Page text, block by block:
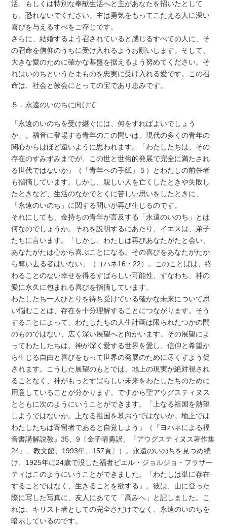
活、もしくは特別な奉献生活へと主があなたを招いたとして
も、恐れないでください。主は勇気をもってこたえる人に深い
喜びを与えるすべをご存じです。
さらに、結婚するよう召されていると感じるすべての人に、そ
の召命を信仰のうちに受け入れるようお願いします。そして、
大きな愛のために確かな基盤を据えるよう努めてください。そ
れはいのちというたまものを忠実に受け入れる愛です。この召
命は、社会と教会にとっての宝であり恵みです。
５．永遠のいのちに向けて
「永遠のいのちを受け継ぐには、何をすればよいでしょう
か」。福音に登場する青年のこの問いは、現代の多くの青年の
関心からはほど遠いように思われます。「わたしたちは、その
存在のすみずみまでが、この世と世俗的発展で完全に満たされ
る世代ではないか」（「青年への手紙」５）とわたしの前任者
も指摘しています。しかし、親しい人を亡くしたときや失敗し
たときなど、生活のなかでとくに苦しい思いをしたときに、
「永遠のいのち」に関する問いが再び生じるのです。
それにしても、金持ちの青年が言及する「永遠のいのち」とは
何なのでしょうか。それを説明するにあたり、イエスは、弟子
たちに言います。「しかし、わたしは再びあなたがたと会い、
あなたがたは心から喜ぶことになる。その喜びをあなたがたか
ら奪い去る者はいない」（ヨハネ16・22）。このことばは、終
わることのない幸せを得るすばらしい可能性、すなわち、神の
愛に永久に包まれる喜びを指摘しています。
わたしたち一人ひとりを待ち受けている確かな未来について思
い悩むことは、存在を十分理解することにつながります。そう
することによって、わたしたちの人生計画は限られたつかの間
のものではない、広く深い展望へと向かいます。その展望によ
ってわたしたちは、神が深く愛する世界を愛し、信仰と希望か
ら生じる自由と喜びをもって世界の発展のために尽くすよう促
されます。こうした展望のもとでは、地上の現実が絶対視され
ることなく、神がもっとすばらしい未来をわたしたちのために
用意していることが分かります。ですから聖アウグスティヌス
とともに次のようにいうことができます。「上なる祖国を熱望
しようではないか。上なる祖国を慕おうではないか。地上では
わたしたちは寄留者であると自覚しよう」（『ヨハネによる福
音書講解説教』35、9〔金子晴勇訳、『アウグスティヌス著作集
24』、教文館、1993年、157頁〕）。永遠のいのちを見つめ続
け、1925年に24歳で没した福者ピエル・ジョルジョ・フラサー
ティはこのようにいうことができました。「わたしは単に存在
することではなく、生きることを欲する」。彼は、山に登った
際に写した写真に、友人にあてて「高みへ」と記しました。こ
れは、キリスト者としての完全さだけでなく、永遠のいのちを
暗示しているのです。